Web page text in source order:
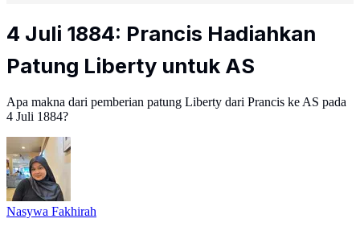
4 Juli 1884: Prancis Hadiahkan
Patung Liberty untuk AS
Apa makna dari pemberian patung Liberty dari Prancis ke AS pada
4 Juli 1884?
Nasywa Fakhirah